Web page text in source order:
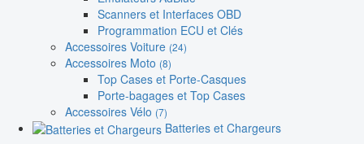
Scanners et Interfaces OBD
Programmation ECU et Clés
Accessoires Voiture (24)
Accessoires Moto (8)
Top Cases et Porte-Casques
Porte-bagages et Top Cases
Accessoires Vélo (7)
Batteries et Chargeurs